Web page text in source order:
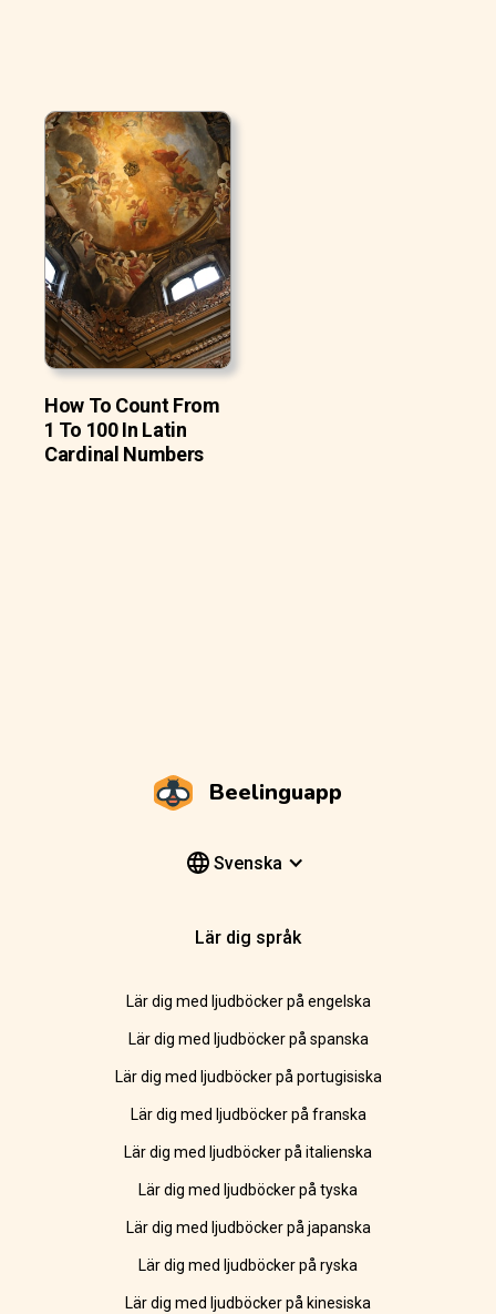
How To Count From
1 To 100 In Latin
Cardinal Numbers
Beelinguapp
Svenska
Lär dig språk
Lär dig med ljudböcker på engelska
Lär dig med ljudböcker på spanska
Lär dig med ljudböcker på portugisiska
Lär dig med ljudböcker på franska
Lär dig med ljudböcker på italienska
Lär dig med ljudböcker på tyska
Lär dig med ljudböcker på japanska
Lär dig med ljudböcker på ryska
Lär dig med ljudböcker på kinesiska